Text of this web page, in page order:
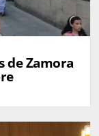
de Zamora